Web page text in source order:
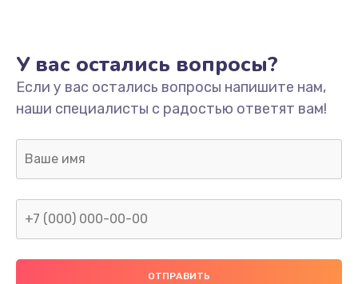
Замена/Pемонт карбюратора
1300 руб.
Заказать
Ремонт капиллярной трубки
400 руб.
У вас остались вопросы?
Если у вас остались вопросы напишите нам,
наши специалисты с радостью ответят вам!